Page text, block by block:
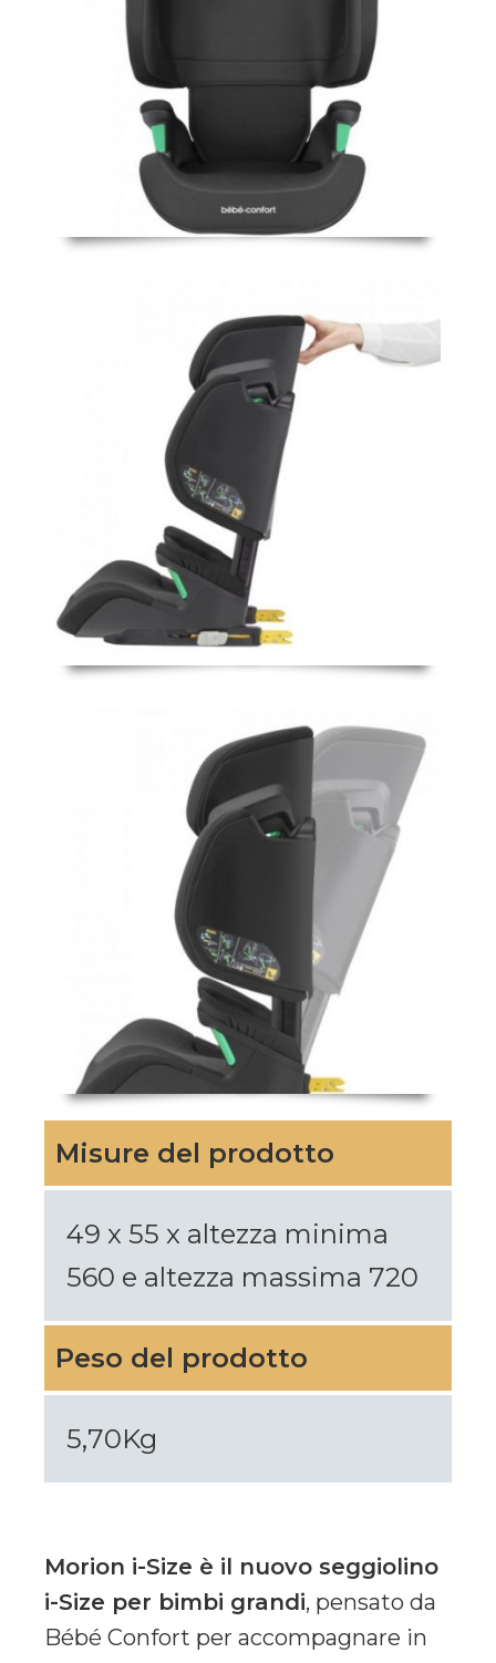
Misure del prodotto
49 x 55 x altezza minima
560 e altezza massima 720
Peso del prodotto
5,70Kg
Morion i-Size è il nuovo seggiolino
i-Size per bimbi grandi, pensato da
Bébé Confort per accompagnare in